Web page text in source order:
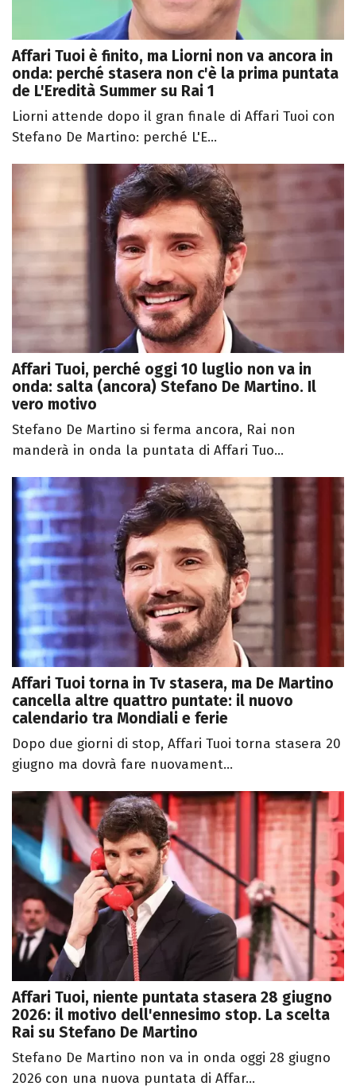
Affari Tuoi è finito, ma Liorni non va ancora in
onda: perché stasera non c'è la prima puntata
de L'Eredità Summer su Rai 1
Liorni attende dopo il gran finale di Affari Tuoi con
Stefano De Martino: perché L'E...
Affari Tuoi, perché oggi 10 luglio non va in
onda: salta (ancora) Stefano De Martino. Il
vero motivo
Stefano De Martino si ferma ancora, Rai non
manderà in onda la puntata di Affari Tuo...
Affari Tuoi torna in Tv stasera, ma De Martino
cancella altre quattro puntate: il nuovo
calendario tra Mondiali e ferie
Dopo due giorni di stop, Affari Tuoi torna stasera 20
giugno ma dovrà fare nuovament...
Affari Tuoi, niente puntata stasera 28 giugno
2026: il motivo dell'ennesimo stop. La scelta
Rai su Stefano De Martino
Stefano De Martino non va in onda oggi 28 giugno
2026 con una nuova puntata di Affar...